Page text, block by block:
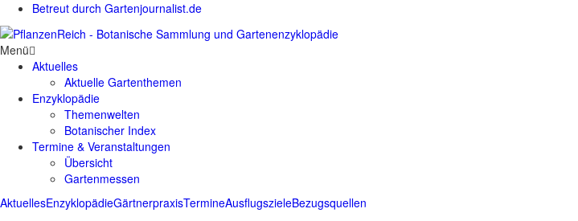
Betreut durch Gartenjournalist.de
AktuellesEnzyklopädieGärtnerpraxisTermineAusflugszieleBezugsquellen
Menü
Aktuelles
Aktuelle Gartenthemen
Enzyklopädie
Themenwelten
Botanischer Index
Termine & Veranstaltungen
Übersicht
Gartenmessen